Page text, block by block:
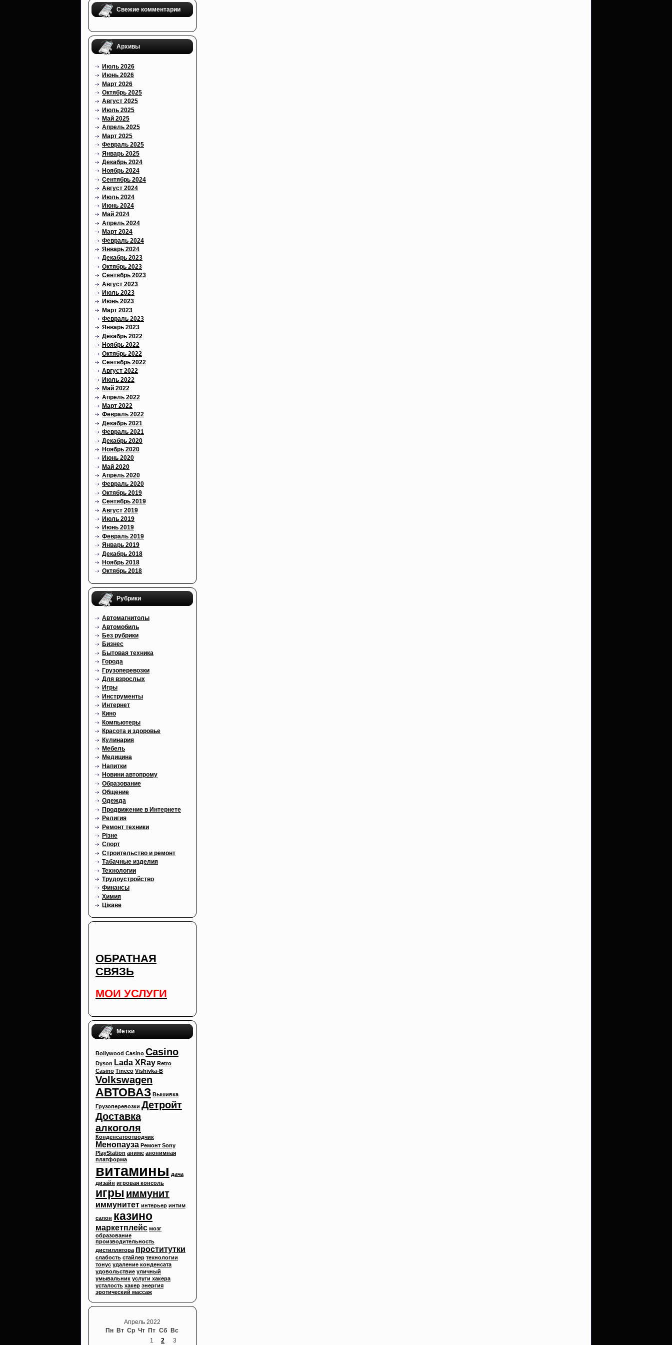
Свежие комментарии
Архивы
Июль 2026
Июнь 2026
Март 2026
Октябрь 2025
Август 2025
Июль 2025
Май 2025
Апрель 2025
Март 2025
Февраль 2025
Январь 2025
Декабрь 2024
Ноябрь 2024
Сентябрь 2024
Август 2024
Июль 2024
Июнь 2024
Май 2024
Апрель 2024
Март 2024
Февраль 2024
Январь 2024
Декабрь 2023
Октябрь 2023
Сентябрь 2023
Август 2023
Июль 2023
Июнь 2023
Март 2023
Февраль 2023
Январь 2023
Декабрь 2022
Ноябрь 2022
Октябрь 2022
Сентябрь 2022
Август 2022
Июль 2022
Май 2022
Апрель 2022
Март 2022
Февраль 2022
Декабрь 2021
Февраль 2021
Декабрь 2020
Ноябрь 2020
Июнь 2020
Май 2020
Апрель 2020
Февраль 2020
Октябрь 2019
Сентябрь 2019
Август 2019
Июль 2019
Июнь 2019
Февраль 2019
Январь 2019
Декабрь 2018
Ноябрь 2018
Октябрь 2018
Рубрики
Автомагнитолы
Автомобиль
Без рубрики
Бизнес
Бытовая техника
Города
Грузоперевозки
Для взрослых
Игры
Инструменты
Интернет
Кино
Компьютеры
Красота и здоровье
Кулинария
Мебель
Медицина
Напитки
Новини автопрому
Образование
Общение
Одежда
Продвижение в Интернете
Религия
Ремонт техники
Різне
Спорт
Строительство и ремонт
Табачные изделия
Технологии
Трудоустройство
Финансы
Химия
Цікаве
ОБРАТНАЯ
СВЯЗЬ
МОИ УСЛУГИ
Метки
Bollywood Casino Casino
Dyson Lada XRay Retro
Casino Tineco Vishivka-B
Volkswagen
АВТОВАЗ Вышивка
Грузоперевозки Детройт
Доставка
алкоголя
Конденсатоотводчик
Менопауза Ремонт Sony
PlayStation аниме анонимная
платформа
витамины дача
дизайн игровая консоль
игры иммунит
иммунитет интерьер интим
салон казино
маркетплейс мозг
образование
производительность
дистиллятора проститутки
слабость стайлер технологии
тонус удаление конденсата
удовольствие уличный
умывальник услуги хакера
усталость хакер энергия
эротический массаж
Апрель 2022
Пн Вт Ср Чт Пт Сб
Вс
1
2 3